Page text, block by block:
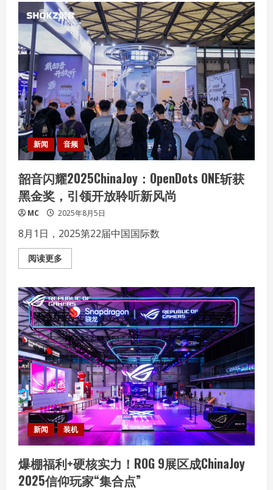
龙
AI
Max+
PRO
系
列
强
悍
到
爆
表！
惠
普
Z2
G1a
Mini
AI
工
作
来
了
新闻 音频
韶音闪耀2025ChinaJoy：OpenDots ONE斩获
黑金奖，引领开放聆听新风尚
MC 2025年8月5日
8月1日，2025第22届中国国际数
阅读更多Read
more
音
闪
耀
2025ChinaJoy：
OpenDots
ONE
斩
获
黑
金
奖，
引
领
开
放
聆
听
新
风
新闻 装机
爆棚福利+硬核实力！ROG 9展区成ChinaJoy
2025信仰玩家“集合点”